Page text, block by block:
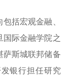
括宏观金融、
国际金融学院之
萨斯城联邦储备
银行担任研究